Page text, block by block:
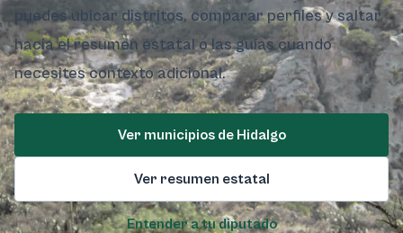
puedes ubicar distritos, comparar perfiles y saltar
hacia el resumen estatal o las guías cuando
necesites contexto adicional.
Ver municipios de Hidalgo
Ver resumen estatal
Entender a tu diputado